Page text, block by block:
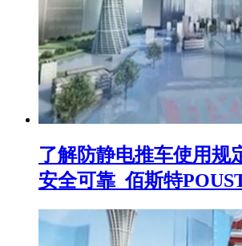
了解防静电推车使用规
安全可靠_佰斯特